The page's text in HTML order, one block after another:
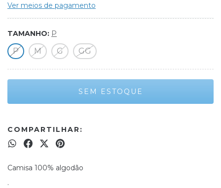
Ver meios de pagamento
TAMANHO: P
P M G GG
COMPARTILHAR:
Camisa 100% algodão
.